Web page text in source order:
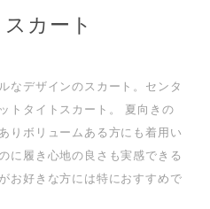
カート
なデザインのスカート。センタ
トタイトスカート。 夏向きの
りボリュームある方にも着用い
に履き心地の良さも実感できる
お好きな方には特におすすめで